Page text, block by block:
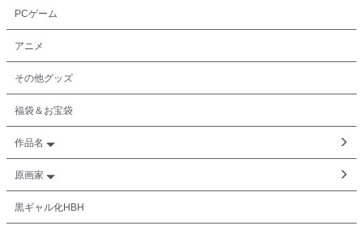
PCゲーム
アニメ
その他グッズ
福袋＆お宝袋
作品名
原画家
黒ギャル化HBH